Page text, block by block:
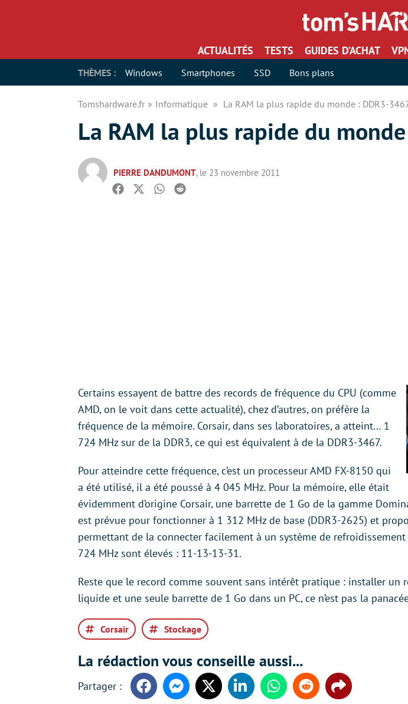
ACTUALITÉS TESTS GUIDES D’ACHAT
THÈMES : Windows Smartphones SSD Bons plans
Tomshardware.fr Informatique La RAM la plus rapide du monde : DDR3-
La RAM la plus rapide du
PIERRE DANDUMONT, le 23 novembre 2011
Facebook
TwitterWhatsapp
Reddit
Certains essayent de battre des records de fréquence du CPU (comme
AMD, on le voit dans cette actualité), chez d’autres, on préfère la
fréquence de la mémoire. Corsair, dans ses laboratoires, a atteint… 1
724 MHz sur de la DDR3, ce qui est équivalent à de la DDR3-3467.
Pour atteindre cette fréquence, c’est un processeur AMD FX-8150 qui
a été utilisé, il a été poussé à 4 045 MHz. Pour la mémoire, elle était
évidemment d’origine Corsair, une barrette de 1 Go de la gamme
est prévue pour fonctionner à 1 312 MHz de base (DDR3-2625) et
permettant de la connecter facilement à un système de
724 MHz sont élevés : 11-13-13-31.
Reste que le record comme souvent sans intérêt pratique : installer un
liquide et une seule barrette de 1 Go dans un PC, ce n’est pas la
Corsair Stockage
La rédaction vous conseille aussi...
FacebookMessengerTwitter LinkedinWhatsappReddit Share